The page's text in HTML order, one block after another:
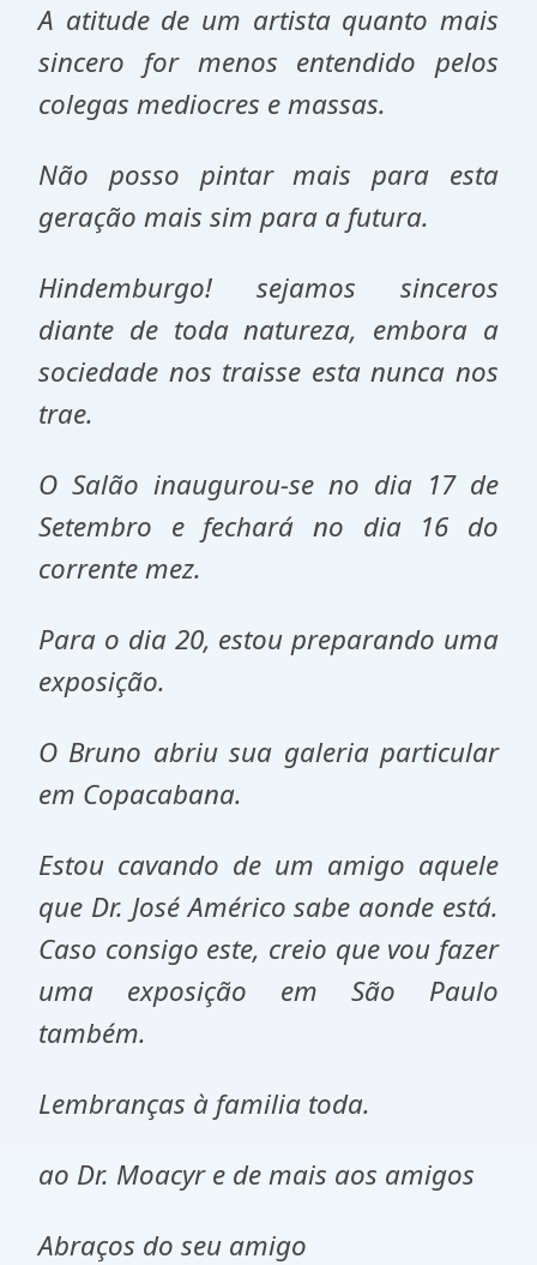
A atitude de um artista quanto mais
sincero for menos entendido pelos
colegas mediocres e massas.
Não posso pintar mais para esta
geração mais sim para a futura.
Hindemburgo! sejamos sinceros
diante de toda natureza, embora a
sociedade nos traisse esta nunca nos
trae.
O Salão inaugurou-se no dia 17 de
Setembro e fechará no dia 16 do
corrente mez.
Para o dia 20, estou preparando uma
exposição.
O Bruno abriu sua galeria particular
em Copacabana.
Estou cavando de um amigo aquele
que Dr. José Américo sabe aonde está.
Caso consigo este, creio que vou fazer
uma exposição em São Paulo
também.
Lembranças à familia toda.
ao Dr. Moacyr e de mais aos amigos
Abraços do seu amigo